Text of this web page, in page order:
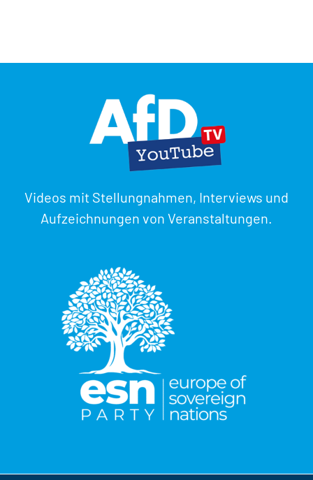
Videos mit Stellungnahmen, Interviews und
Aufzeichnungen von Veranstaltungen.